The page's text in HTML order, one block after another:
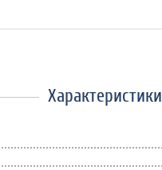
Характеристики